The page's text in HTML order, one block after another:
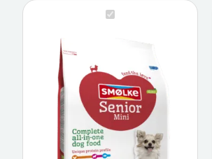
Smølke
hondenvoer
Smølke
hondenvoer
aantal